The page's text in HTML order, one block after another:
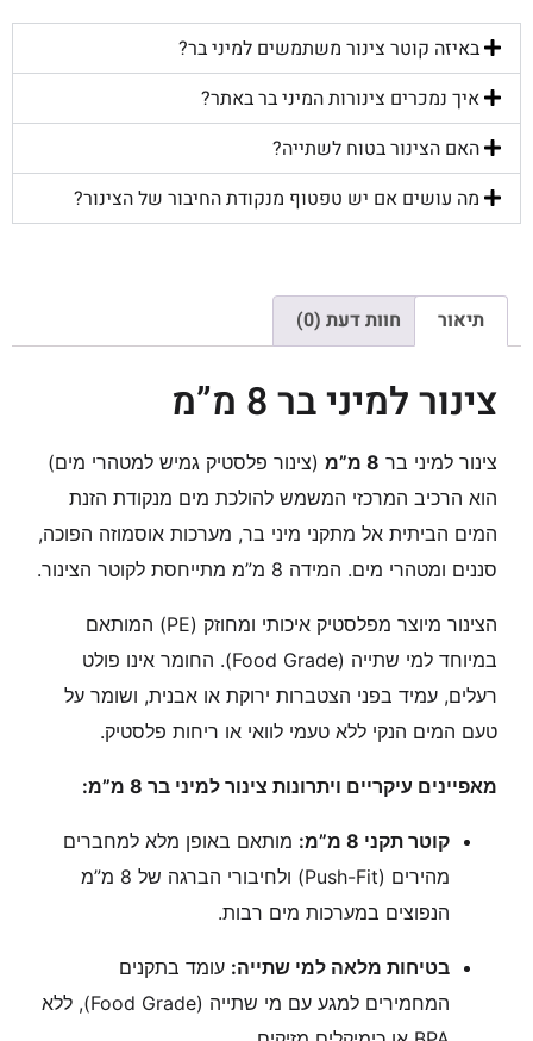
באיזה קוטר צינור משתמשים למיני בר?
איך נמכרים צינורות המיני בר באתר?
האם הצינור בטוח לשתייה?
מה עושים אם יש טפטוף מנקודת החיבור של הצינור?
תיאור חוות דעת (0)
צינור למיני בר 8 מ”מ
צינור למיני בר 8 מ”מ
(צינור פלסטיק גמיש למטהרי מים)
הוא הרכיב המרכזי המשמש להולכת מים מנקודת הזנת
המים הביתית אל מתקני מיני בר, מערכות אוסמוזה הפוכה,
סננים ומטהרי מים. המידה 8 מ”מ מתייחסת לקוטר הצינור.
הצינור מיוצר מפלסטיק איכותי ומחוזק (PE) המותאם
במיוחד למי שתייה (Food Grade). החומר אינו פולט
רעלים, עמיד בפני הצטברות ירוקת או אבנית, ושומר על
טעם המים הנקי ללא טעמי לוואי או ריחות פלסטיק.
מאפיינים עיקריים ויתרונות צינור למיני בר 8 מ”מ:
קוטר תקני 8 מ”מ:
מותאם באופן מלא למחברים
מהירים (Push-Fit) ולחיבורי הברגה של 8 מ”מ
הנפוצים במערכות מים רבות.
בטיחות מלאה למי שתייה: עומד בתקנים
המחמירים למגע עם מי שתייה (Food Grade), ללא